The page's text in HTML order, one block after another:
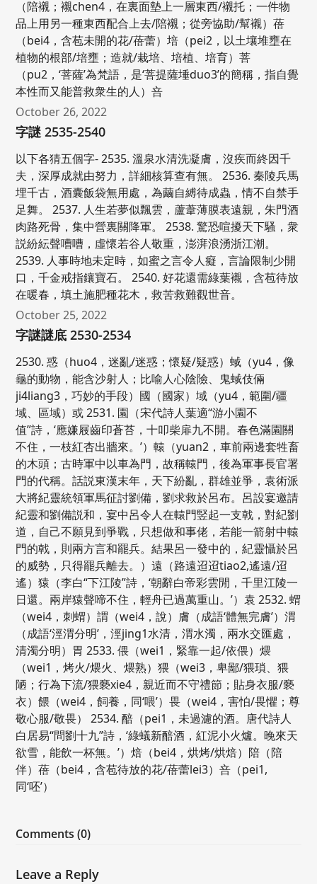
（陪襯；襯chen4，在裏面墊上一層東西/襯托；一件物
品上用另一種東西配合上去/陪襯；從旁協助/幫襯）蓓
（bei4，含苞未開的花/蓓蕾）培（pei2，以土壤堆壅在
植物的根部/培壅；造就/栽培、培植、培育）菩
（pu2，‘菩薩’為梵語，是‘菩提薩埵duo3’的簡稱，指自覺
本性而又能普救衆生的人）咅
October 26, 2022
字謎 2535-2540
以下各猜五個字- 2535. 溫泉水清洗凝膚，沒疾而終因千
夫，深厚成就由努力，詳細核算查有無。 2536. 秦陵兵馬
埋千古，酒囊飯袋無用處，為繭自縛待成蟲，情不自禁手
足舞。 2537. 人生若夢似飄雲，蘆葦薄膜表遠親，朱門酒
肉路死骨，集中營裏關降軍。 2538. 驚恐喧擾天下騷，衆
説紛紜聲嘈嘈，虛懷若谷人敬重，澎湃浪湧浙江潮。
2539. 人事時地未定時，如蜜之言令人癡，言論限制少開
口，千金戒指鑲寶石。 2540. 好花還需綠葉襯，含苞待放
在暖春，填土施肥種花木，救苦救難觀世音。
October 25, 2022
字謎謎底 2530-2534
2530. 惑（huo4，迷亂/迷惑；懷疑/疑惑）蜮（yu4，像
龜的動物，能含沙射人；比喻人心陰險、鬼蜮伎倆
ji4liang3，巧妙的手段）國（國家）域（yu4，範圍/疆
域、區域）或 2531. 園（宋代詩人葉適“游小園不
值”詩，‘應嫌屐齒印蒼苔，十叩柴扉九不開。春色滿園關
不住，一枝紅杏出牆來。’）轅（yuan2，車前兩邊套牲畜
的木頭；古時軍中以車為門，故稱轅門，後為軍事長官署
門的代稱。話説東漢末年，天下紛亂，群雄並爭，袁術派
大將紀靈統領軍馬征討劉備，劉求救於呂布。呂設宴邀請
紀靈和劉備説和，宴中呂令人在轅門竪起一支戟，對紀劉
道，自己不願見到爭戰，只想做和事佬，若能一箭射中轅
門的戟，則兩方言和罷兵。結果呂一發中的，紀靈懾於呂
的威勢，只得罷兵離去。）遠（路遠迢迢tiao2,遙遠/迢
遙）猿（李白“下江陵”詩，‘朝辭白帝彩雲閒，千里江陵一
日還。兩岸猿聲啼不住，輕舟已過萬重山。’）袁 2532. 蝟
（wei4，刺蝟）謂（wei4，說）膚（成語‘體無完膚’）渭
（成語‘涇渭分明’，涇jing1水清，渭水濁，兩水交匯處，
清濁分明）胃 2533. 偎（wei1，緊靠一起/依偎）煨
（wei1，烤火/煨火、煨熟）猥（wei3，卑鄙/猥瑣、猥
陋；行為下流/猥褻xie4，親近而不守禮節；貼身衣服/褻
衣）餵（wei4，飼養，同‘喂’）畏（wei4，害怕/畏懼；尊
敬心服/敬畏） 2534. 醅（pei1，未過濾的酒。唐代詩人
白居易“問劉十九”詩，‘綠蟻新醅酒，紅泥小火爐。晚來天
欲雪，能飲一杯無。’）焙（bei4，烘烤/烘焙）陪（陪
伴）蓓（bei4，含苞待放的花/蓓蕾lei3）咅（pei1,
同‘呸’）
Comments (0)
Leave a Reply